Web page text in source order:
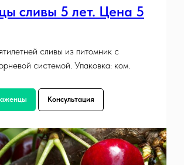
сливы 5 лет. Цена 5
сливы из питомник с
системой. Упаковка: ком.
Консультация